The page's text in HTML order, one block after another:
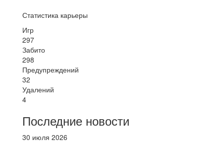
Статистика карьеры
Игр
297
Забито
298
Предупреждений
32
Удалений
4
Последние новости
30 июля 2026